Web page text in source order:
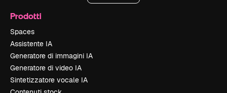
Prodotti
Spaces
Assistente IA
Generatore di immagini IA
Generatore di video IA
Sintetizzatore vocale IA